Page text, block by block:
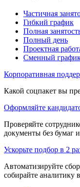
Частичная
Гибкий график
Полная
Полный день
Проектная
Сменный
Корпоративная
Какой соцпакет вы
Оформляйте
Проверяйте
документы без бумаг
Ускорьте подбор в 2
Автоматизируйте
собирайте аналитику